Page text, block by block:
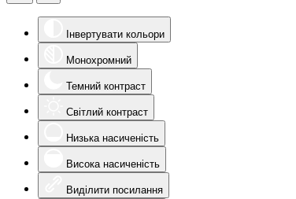
Інвертувати кольори
Монохромний
Темний контраст
Світлий контраст
Низька насиченість
Висока насиченість
Виділити посилання